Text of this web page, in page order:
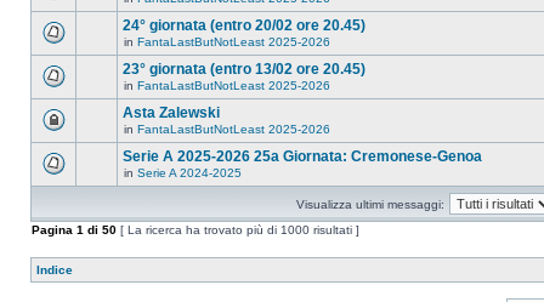
24° giornata (entro 20/02 ore 20.45)
in FantaLastButNotLeast 2025-2026
23° giornata (entro 13/02 ore 20.45)
in FantaLastButNotLeast 2025-2026
Asta Zalewski
in FantaLastButNotLeast 2025-2026
Serie A 2025-2026 25a Giornata: Cremonese-Genoa
in Serie A 2024-2025
Visualizza ultimi messaggi:
Pagina 1 di 50 [ La ricerca ha trovato più di 1000 risultati ]
Indice